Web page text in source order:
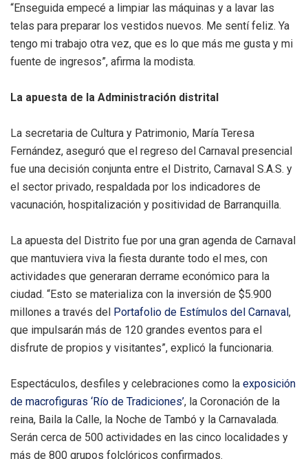
“Enseguida empecé a limpiar las máquinas y a lavar las
telas para preparar los vestidos nuevos. Me sentí feliz. Ya
tengo mi trabajo otra vez, que es lo que más me gusta y mi
fuente de ingresos”, afirma la modista.
La apuesta de la Administración distrital
La secretaria de Cultura y Patrimonio, María Teresa
Fernández, aseguró que el regreso del Carnaval presencial
fue una decisión conjunta entre el Distrito, Carnaval S.A.S. y
el sector privado, respaldada por los indicadores de
vacunación, hospitalización y positividad de Barranquilla.
La apuesta del Distrito fue por una gran agenda de Carnaval
que mantuviera viva la fiesta durante todo el mes, con
actividades que generaran derrame económico para la
ciudad. “Esto se materializa con la inversión de $5.900
millones a través del Portafolio de Estímulos del Carnaval,
que impulsarán más de 120 grandes eventos para el
disfrute de propios y visitantes”, explicó la funcionaria.
Espectáculos, desfiles y celebraciones como la exposición
de macrofiguras ‘Río de Tradiciones’, la Coronación de la
reina, Baila la Calle, la Noche de Tambó y la Carnavalada.
Serán cerca de 500 actividades en las cinco localidades y
más de 800 grupos folclóricos confirmados.